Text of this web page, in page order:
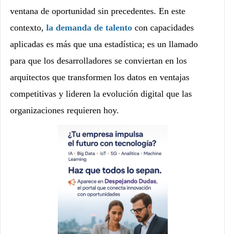
ventana de oportunidad sin precedentes. En este
contexto, la demanda de talento con capacidades
aplicadas es más que una estadística; es un llamado
para que los desarrolladores se conviertan en los
arquitectos que transformen los datos en ventajas
competitivas y lideren la evolución digital que las
organizaciones requieren hoy.